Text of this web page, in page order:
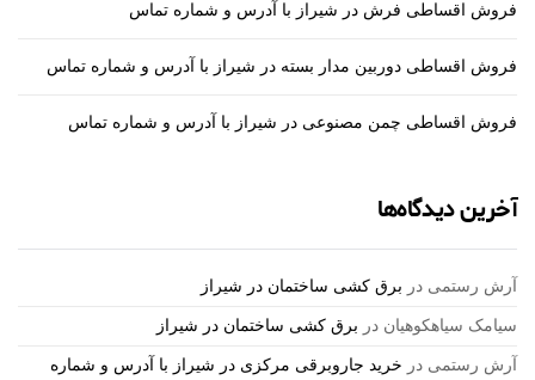
فروش اقساطی فرش در شیراز با آدرس و شماره تماس
فروش اقساطی دوربین مدار بسته در شیراز با آدرس و شماره تماس
فروش اقساطی چمن مصنوعی در شیراز با آدرس و شماره تماس
آخرین دیدگاه‌ها
آرش رستمی در برق کشی ساختمان در شیراز
سیامک سیاهکوهیان در برق کشی ساختمان در شیراز
آرش رستمی در خرید جاروبرقی مرکزی در شیراز با آدرس و شماره